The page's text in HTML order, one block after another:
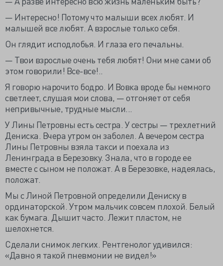
— Интересно! Потому что малыши всех любят. И
малышей все любят. А взрослые только себя.
Он глядит исподлобья. И глаза его печальны.
— Твои взрослые очень тебя любят! Они мне сами об
этом говорили! Все-все!..
Я говорю нарочито бодро. И Вовка вроде бы немного
светлеет, слушая мои слова, — отгоняет от себя
непривычные, трудные мысли...
У Лины Петровны есть сестра. У сестры — трехлетний
Дениска. Вчера утром он заболел. А вечером сестра
Лины Петровны взяла такси и поехала из
Ленинграда в Березовку. Знала, что в городе ее
вместе с сыном не положат. А в Березовке, надеялась,
положат.
Мы с Линой Петровной определили Дениску в
ординаторской. Утром мальчик совсем плохой. Белый
как бумага. Дышит часто. Лежит пластом, не
шелохнется.
Сделали снимок легких. Рентгенолог удивился:
«Давно я такой пневмонии не видел!»